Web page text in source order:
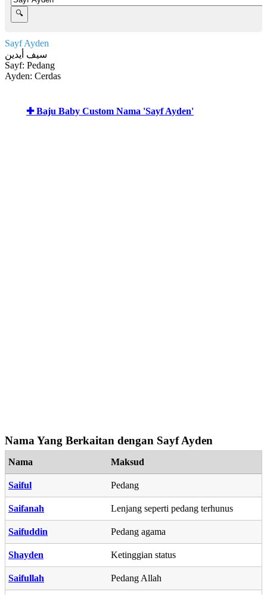
Sayf Ayden
سيف أيدين
Sayf: Pedang
Ayden: Cerdas
✚ Baju Baby Custom Nama 'Sayf Ayden'
Nama Yang Berkaitan dengan Sayf Ayden
Nama Maksud
Saiful Pedang
Saifanah Lenjang seperti pedang terhunus
Saifuddin Pedang agama
Shayden Ketinggian status
Saifullah Pedang Allah